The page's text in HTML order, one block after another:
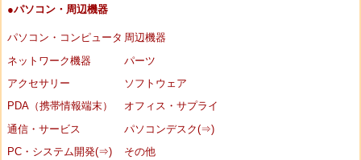
●パソコン・周辺機器
パソコン・コンピュータ 周辺機器
ネットワーク機器
パーツ
アクセサリー
ソフトウェア
PDA（携帯情報端末）
オフィス・サプライ
通信・サービス
パソコンデスク(⇒)
PC・システム開発(⇒)
その他